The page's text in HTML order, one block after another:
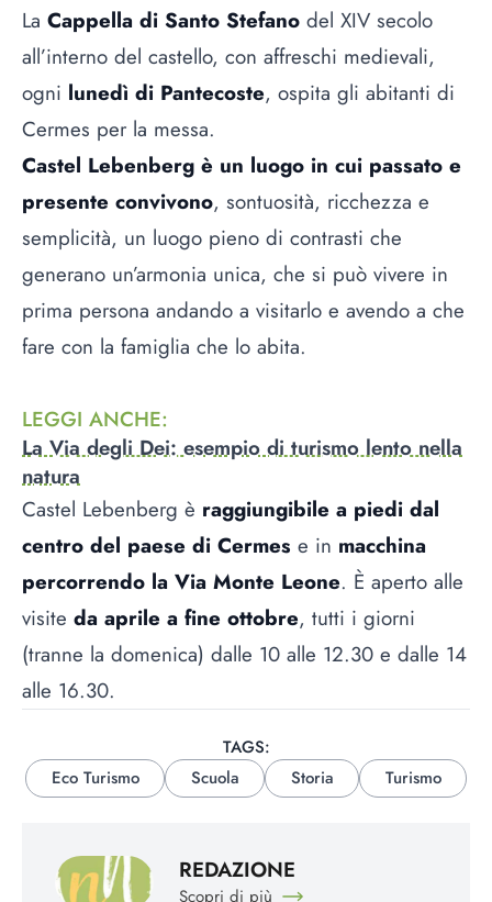
La Cappella di Santo Stefano del XIV secolo
all’interno del castello, con affreschi medievali,
ogni lunedì di Pantecoste, ospita gli abitanti di
Cermes per la messa.
Castel Lebenberg è un luogo in cui passato e
presente convivono, sontuosità, ricchezza e
semplicità, un luogo pieno di contrasti che
generano un’armonia unica, che si può vivere in
prima persona andando a visitarlo e avendo a che
fare con la famiglia che lo abita.
LEGGI ANCHE:
La Via degli Dei: esempio di turismo lento nella
natura
Castel Lebenberg è raggiungibile a piedi dal
centro del paese di Cermes e in macchina
percorrendo la Via Monte Leone. È aperto alle
visite da aprile a fine ottobre, tutti i giorni
(tranne la domenica) dalle 10 alle 12.30 e dalle 14
alle 16.30.
TAGS:
Eco Turismo
Scuola Storia Turismo
REDAZIONE
Scopri di più